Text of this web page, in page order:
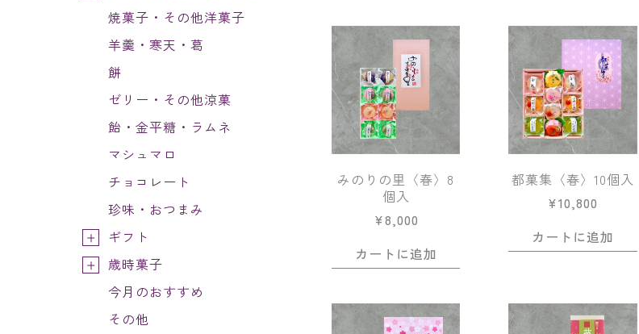
みのりの里〈春〉8
個入
¥8,000
カートに追加
都菓集〈春〉10個入
¥10,800
カートに追加
焼菓子・その他洋菓子
羊羹・寒天・葛
餅
ゼリー・その他涼菓
飴・金平糖・ラムネ
マシュマロ
チョコレート
珍味・おつまみ
ギフト
歳時菓子
今月のおすすめ
その他